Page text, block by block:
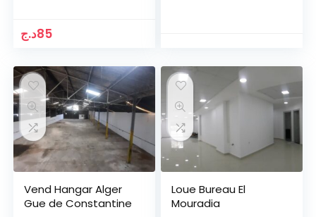
85د.ج
Vend Hangar Alger
Gue de Constantine
Loue Bureau El
Mouradia